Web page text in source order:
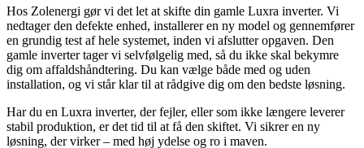
Hos Zolenergi gør vi det let at skifte din gamle Luxra inverter. Vi
nedtager den defekte enhed, installerer en ny model og gennemfører
en grundig test af hele systemet, inden vi afslutter opgaven. Den
gamle inverter tager vi selvfølgelig med, så du ikke skal bekymre
dig om affaldshåndtering. Du kan vælge både med og uden
installation, og vi står klar til at rådgive dig om den bedste løsning.
Har du en Luxra inverter, der fejler, eller som ikke længere leverer
stabil produktion, er det tid til at få den skiftet. Vi sikrer en ny
løsning, der virker – med høj ydelse og ro i maven.